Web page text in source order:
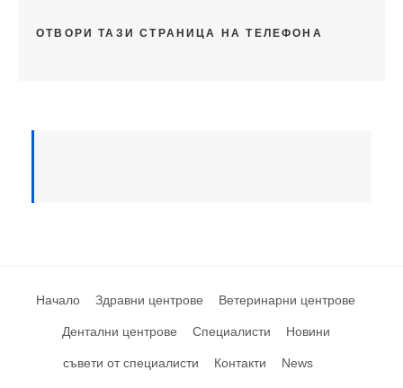
ОТВОРИ ТАЗИ СТРАНИЦА НА ТЕЛЕФОНА
Начало Здравни центрове Ветеринарни центрове
Дентални центрове Специалисти Новини
съвети от специалисти Контакти News